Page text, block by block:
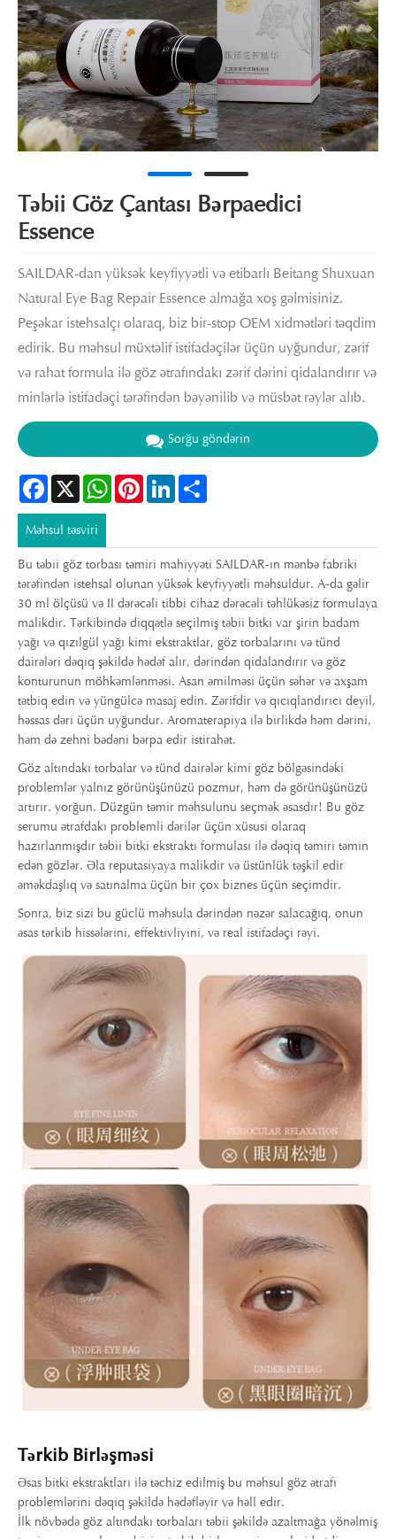
Təbii Göz Çantası Bərpaedici
Essence
SAILDAR-dan yüksək keyfiyyətli və etibarlı Beitang Shuxuan
Natural Eye Bag Repair Essence almağa xoş gəlmisiniz.
Peşəkar istehsalçı olaraq, biz bir-stop OEM xidmətləri təqdim
edirik. Bu məhsul müxtəlif istifadəçilər üçün uyğundur, zərif
və rahat formula ilə göz ətrafındakı zərif dərini qidalandırır və
minlərlə istifadəçi tərəfindən bəyənilib və müsbət rəylər alıb.
Sorğu göndərin
Facebook
X WhatsAppPinterestLinkedIn
Məhsul təsviri
Bu təbii göz torbası təmiri mahiyyəti SAILDAR-ın mənbə fabriki
tərəfindən istehsal olunan yüksək keyfiyyətli məhsuldur. A-da gəlir
30 ml ölçüsü və II dərəcəli tibbi cihaz dərəcəli təhlükəsiz formulaya
malikdir. Tərkibində diqqətlə seçilmiş təbii bitki var şirin badam
yağı və qızılgül yağı kimi ekstraktlar, göz torbalarını və tünd
dairələri dəqiq şəkildə hədəf alır, dərindən qidalandırır və göz
konturunun möhkəmlənməsi. Asan əmilməsi üçün səhər və axşam
tətbiq edin və yüngülcə masaj edin. Zərifdir və qıcıqlandırıcı deyil,
həssas dəri üçün uyğundur. Aromaterapiya ilə birlikdə həm dərini,
həm də zehni bədəni bərpa edir istirahət.
Göz altındakı torbalar və tünd dairələr kimi göz bölgəsindəki
problemlər yalnız görünüşünüzü pozmur, həm də görünüşünüzü
artırır. yorğun. Düzgün təmir məhsulunu seçmək əsasdır! Bu göz
serumu ətrafdakı problemli dərilər üçün xüsusi olaraq
hazırlanmışdır təbii bitki ekstraktı formulası ilə dəqiq təmiri təmin
edən gözlər. Əla reputasiyaya malikdir və üstünlük təşkil edir
əməkdaşlıq və satınalma üçün bir çox biznes üçün seçimdir.
Sonra, biz sizi bu güclü məhsula dərindən nəzər salacağıq, onun
əsas tərkib hissələrini, effektivliyini, və real istifadəçi rəyi.
Tərkib Birləşməsi
Əsas bitki ekstraktları ilə təchiz edilmiş bu məhsul göz ətrafı
problemlərini dəqiq şəkildə hədəfləyir və həll edir.
İlk növbədə göz altındakı torbaları təbii şəkildə azaltmağa yönəlmiş